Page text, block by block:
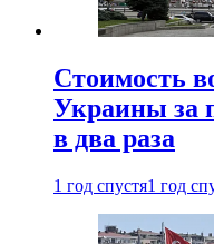
Стоимость
Украины за
в два раза
1 год спустя1 год